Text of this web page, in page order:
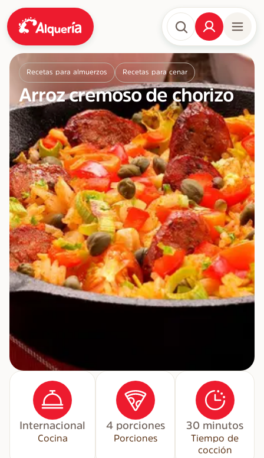
Recetas para almuerzos Recetas para cenar
Arroz cremoso de chorizo
Cocina
Internacional
Porciones
4 porciones
Tiempo de
cocción
30 minutos